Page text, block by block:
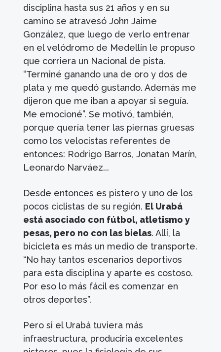
disciplina hasta sus 21 años y en su
camino se atravesó John Jaime
González, que luego de verlo entrenar
en el velódromo de Medellín le propuso
que corriera un Nacional de pista.
“Terminé ganando una de oro y dos de
plata y me quedó gustando. Además me
dijeron que me iban a apoyar si seguía.
Me emocioné”. Se motivó, también,
porque quería tener las piernas gruesas
como los velocistas referentes de
entonces: Rodrigo Barros, Jonatan Marín,
Leonardo Narváez...
Desde entonces es pistero y uno de los
pocos ciclistas de su región. El Urabá
está asociado con fútbol, atletismo y
pesas, pero no con las bielas. Allí, la
bicicleta es más un medio de transporte.
“No hay tantos escenarios deportivos
para esta disciplina y aparte es costoso.
Por eso lo más fácil es comenzar en
otros deportes”.
Pero si el Urabá tuviera más
infraestructura, produciría excelentes